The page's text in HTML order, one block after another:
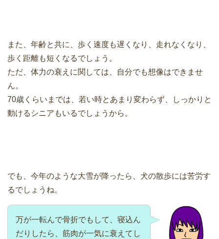
また、年齢と共に、歩く速度も遅くなり、走れなくなり、
歩く距離も短くなるでしょう。
ただ、体力の衰えに関しては、自分でも想像はできませ
ん。
70歳くらいまでは、若い時とあまり変わらず、しっかりと
動けるシニアもいるでしょうから。
でも、今年のような大雪が降ったら、犬の散歩には苦労す
るでしょうね。
万が一転んで骨折でもして、寝込ん
だりしたら、筋肉が一気に衰えてし